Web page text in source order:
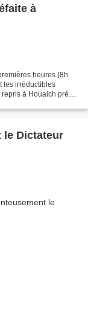
à
heures (8h
les irréductibles
à Houaich prés
le Dictateur